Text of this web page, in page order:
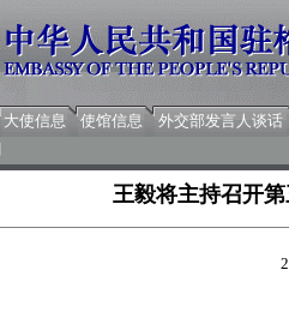
大使信息 使馆信息
外交部发言人谈话
王毅将主持召开